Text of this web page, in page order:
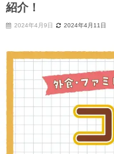
紹介！
2024年4月9日 2024年4月11日